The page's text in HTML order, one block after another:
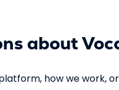
about
how we work,